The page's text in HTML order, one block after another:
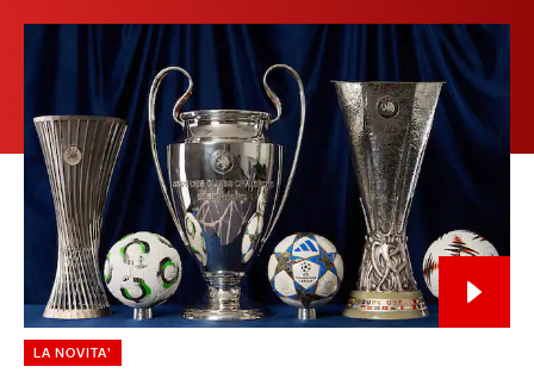
LA NOVITA'